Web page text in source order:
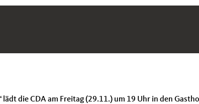
lädt die CDA am Freitag (29.11.) um 19 Uhr in den